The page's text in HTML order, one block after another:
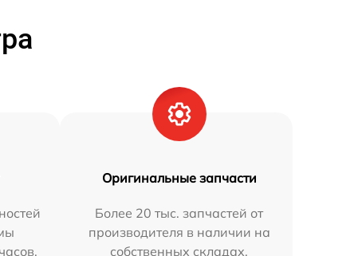
Оригинальные запчасти
Более 20 тыс. запчастей от
производителя в наличии на
собственных складах.